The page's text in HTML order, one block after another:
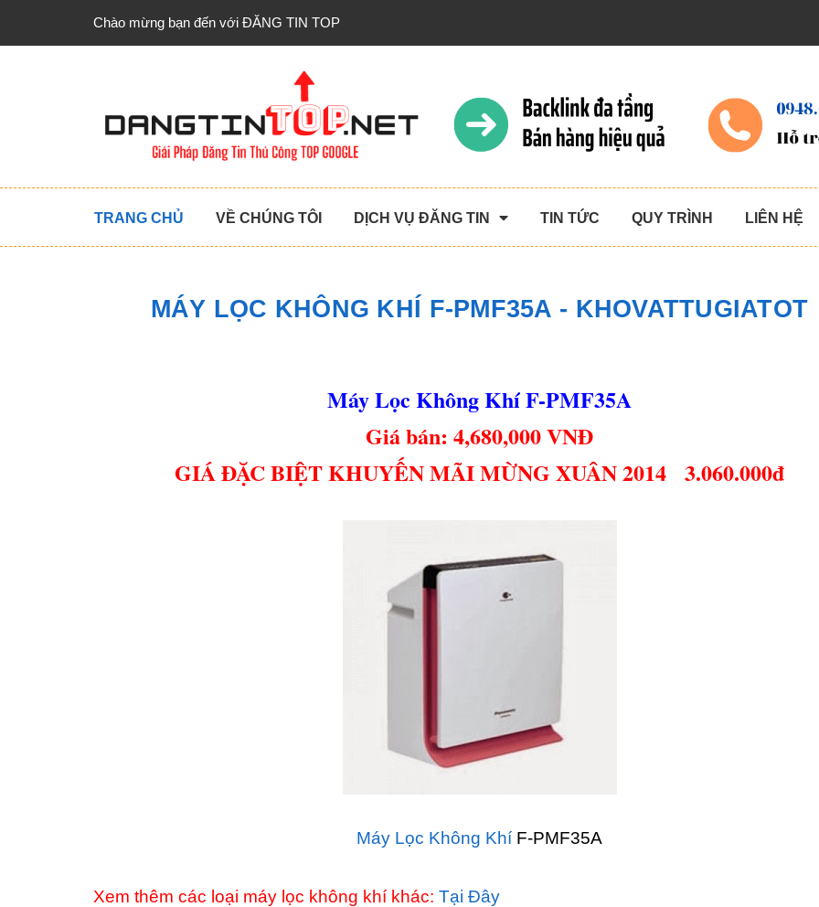
Chào mừng bạn đến với ĐĂNG TIN TOP
TRANG CHỦ VỀ CHÚNG TÔI DỊCH VỤ ĐĂNG TIN TIN TỨC QUY TRÌNH LIÊN HỆ
MÁY LỌC KHÔNG KHÍ F-PMF35A - KHOVATTUGIATOT
Máy Lọc Không Khí F-PMF35A
Giá bán: 4,680,000 VNĐ
GIÁ ĐẶC BIỆT KHUYẾN MÃI MỪNG XUÂN 2014 3.060.000đ
Máy Lọc Không Khí F-PMF35A
Xem thêm các loại máy lọc không khí khác: Tại Đây